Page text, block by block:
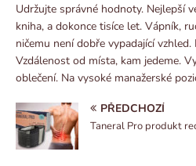
Udržujte správné hodnoty. Nejlepší
kniha, a dokonce tisíce let. Vápník,
ničemu není dobře vypadající
Vzdálenost od místa, kam jedeme.
oblečení. Na vysoké manažerské
PŘEDCHOZÍ
Taneral Pro produkt